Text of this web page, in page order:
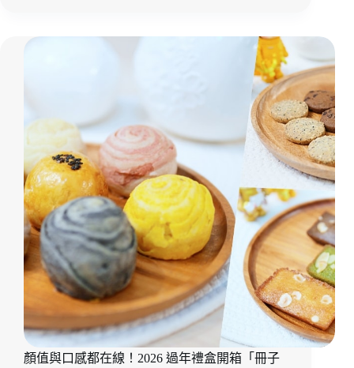
子
配】
素
食
冷
凍
包
首
選
｜
鈺
善
閣
米
其
林
顏值與口感都在線！2026 過年禮盒開箱「冊子